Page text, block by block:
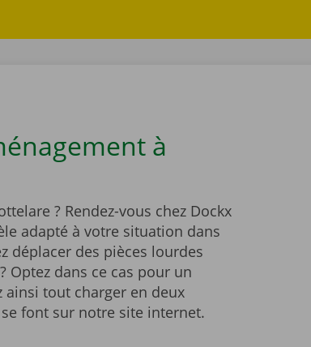
à
? Rendez-vous chez Dockx
adapté à votre situation dans
déplacer des pièces lourdes
Optez dans ce cas pour un
ainsi tout charger en deux
font sur notre site internet.